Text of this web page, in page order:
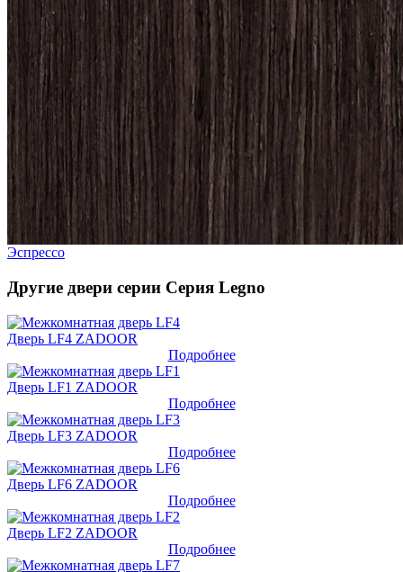
Эспрессо
Другие двери серии Серия Legno
Дверь LF4 ZADOOR
Подробнее
Дверь LF1 ZADOOR
Подробнее
Дверь LF3 ZADOOR
Подробнее
Дверь LF6 ZADOOR
Подробнее
Дверь LF2 ZADOOR
Подробнее